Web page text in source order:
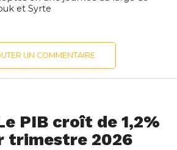
et Syrte
UN COMMENTAIRE
PIB croît de 1,2%
trimestre 2026